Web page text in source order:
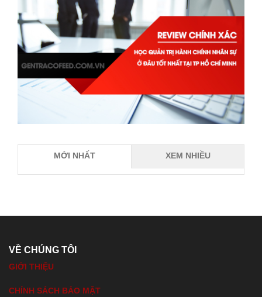
MỚI NHẤT XEM NHIỀU
VỀ CHÚNG TÔI
GIỚI THIỆU
CHÍNH SÁCH BẢO MẬT